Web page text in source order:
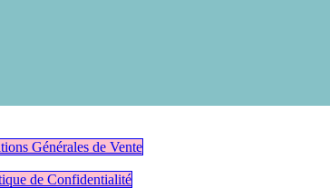
Générales de Vente
de Confidentialité